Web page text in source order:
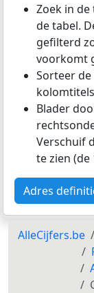
Zoek in
de tabel.
gefilterd
voorkomt
Sorteer
Blader
Verschuif
te zien
Adres
AlleCijfers.be